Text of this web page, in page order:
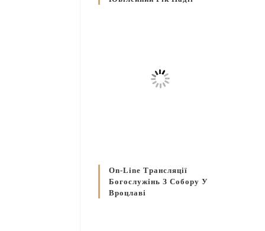
On-Line Трансляції
Богослужінь З Собору У
Вроцлаві